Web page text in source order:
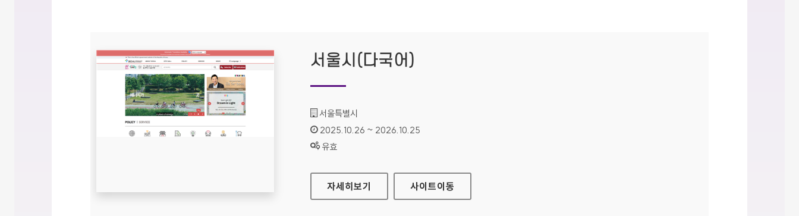
서울시(다국어)
기관명 :
서울특별시
인증기간 :
2025.10.26 ~ 2026.10.25
상태 :
유효
서울시(다국어)
자세히보기 사이트이동